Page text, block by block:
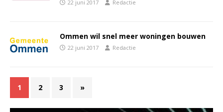
22 juni 2017 Redactie
Ommen wil snel meer woningen bouwen
22 juni 2017 Redactie
1 2 3 »